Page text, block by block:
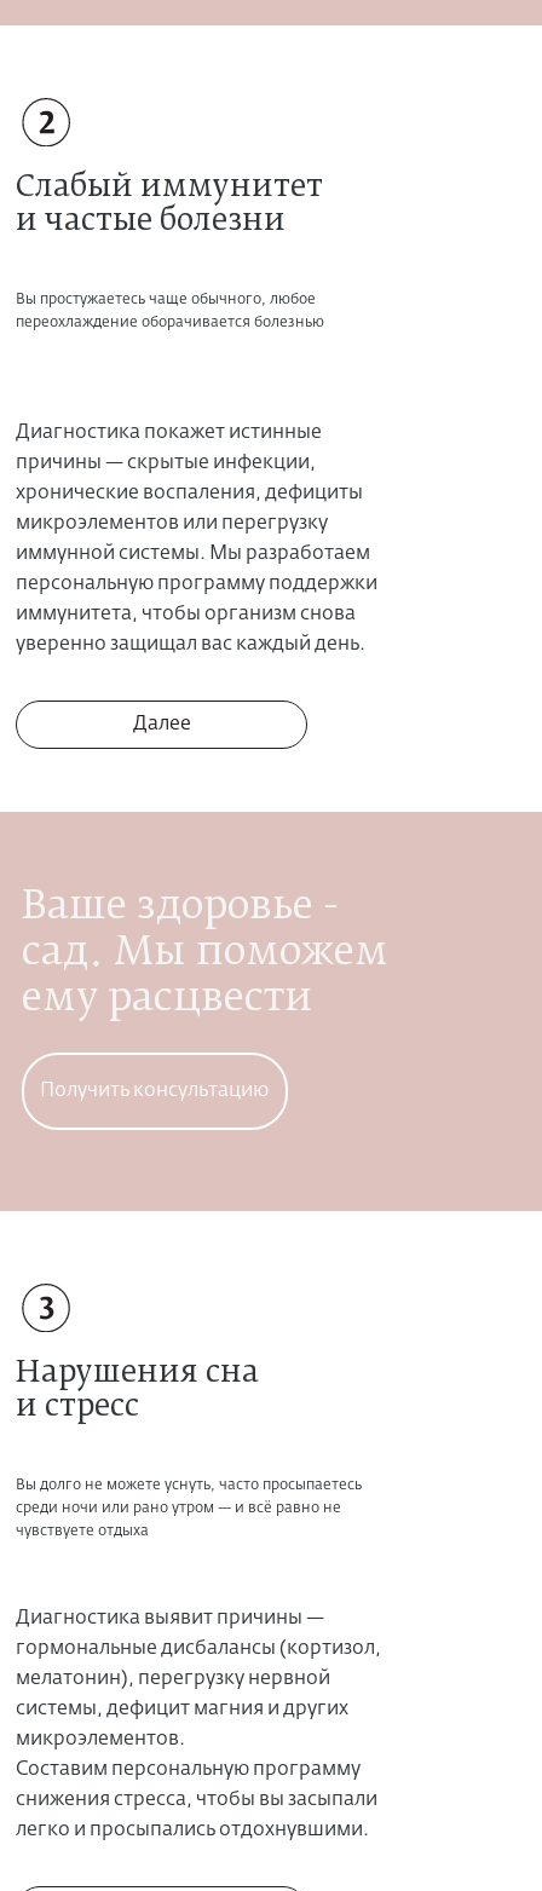
Ваше здоровье -
сад. Мы поможем
ему расцвести
Слабый иммунитет
и частые болезни
Вы простужаетесь чаще обычного, любое
переохлаждение оборачивается болезнью
Диагностика покажет истинные
причины — скрытые инфекции,
хронические воспаления, дефициты
микроэлементов или перегрузку
иммунной системы. Мы разработаем
персональную программу поддержки
иммунитета, чтобы организм снова
уверенно защищал вас каждый день.
Далее
Получить консультацию
Нарушения сна
и стресс
Вы долго не можете уснуть, часто просыпаетесь
среди ночи или рано утром — и всё равно не
чувствуете отдыха
Диагностика выявит причины —
гормональные дисбалансы (кортизол,
мелатонин), перегрузку нервной
системы, дефицит магния и других
микроэлементов.
Cоставим персональную программу
снижения стресса, чтобы вы засыпали
легко и просыпались отдохнувшими.